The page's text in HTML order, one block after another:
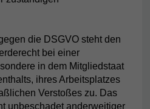
die DSGVO steht den
bei einer
in dem Mitgliedstaat
ihres Arbeitsplatzes
Verstoßes zu. Das
unbeschadet anderweitiger